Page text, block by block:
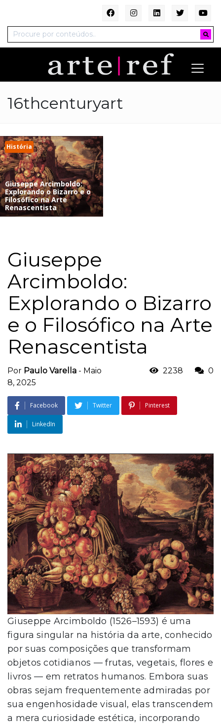
16thcenturyart
História
Giuseppe Arcimboldo:
Explorando o Bizarro e o
Filosófico na Arte
Renascentista
Giuseppe
Arcimboldo:
Explorando o Bizarro
e o Filosófico na Arte
Renascentista
Por Paulo Varella - Maio
8, 2025
2238 0
Facebook Twitter Pinterest
LinkedIn
Giuseppe Arcimboldo (1526–1593) é uma
figura singular na história da arte, conhecido
por suas composições que transformam
objetos cotidianos — frutas, vegetais, flores e
livros — em retratos humanos. Embora suas
obras sejam frequentemente admiradas por
sua engenhosidade visual, elas transcendem
a mera curiosidade estética, incorporando